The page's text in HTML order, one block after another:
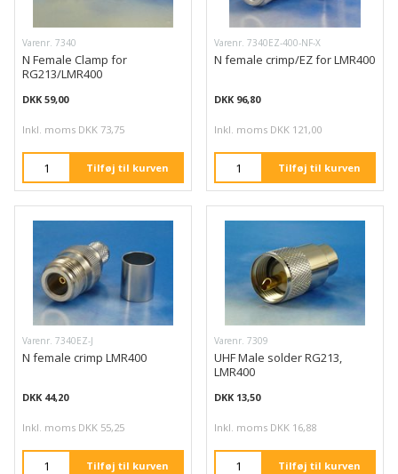
Varenr. 7340
N Female Clamp for
RG213/LMR400
DKK 59,00
Inkl. moms DKK 73,75
Tilføj til kurven
Varenr. 7340EZ-400-NF-X
N female crimp/EZ for LMR400
DKK 96,80
Inkl. moms DKK 121,00
Tilføj til kurven
Varenr. 7340EZ-J
N female crimp LMR400
DKK 44,20
Inkl. moms DKK 55,25
Tilføj til kurven
Varenr. 7309
UHF Male solder RG213,
LMR400
DKK 13,50
Inkl. moms DKK 16,88
Tilføj til kurven